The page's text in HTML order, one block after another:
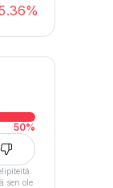
50%
sen ole